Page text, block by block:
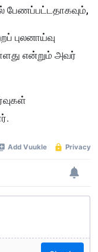
பேணப்பட்டதாகவும்,
புலனாய்வு
என்றும் அவர்